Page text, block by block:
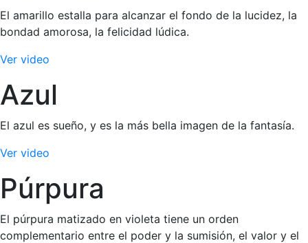
El amarillo estalla para alcanzar el fondo de la lucidez, la
bondad amorosa, la felicidad lúdica.
Ver video
Azul
El azul es sueño, y es la más bella imagen de la fantasía.
Ver video
Púrpura
El púrpura matizado en violeta tiene un orden
complementario entre el poder y la sumisión, el valor y el